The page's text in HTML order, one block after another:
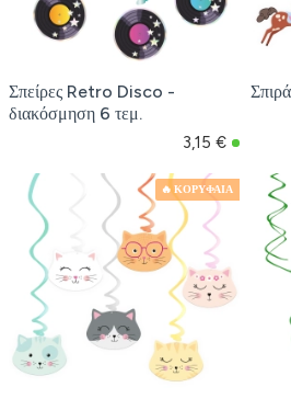
Σπείρες Retro Disco -
διακόσμηση 6 τεμ.
3,15 €
🔥 ΚΟΡΥΦΑΙΑ